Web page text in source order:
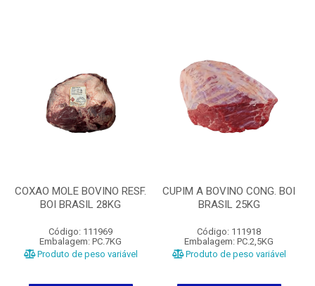
COXAO MOLE BOVINO RESF.
BOI BRASIL 28KG
Código: 111969
Embalagem: PC.7KG
Produto de peso variável
CUPIM A BOVINO CONG. BOI
BRASIL 25KG
Código: 111918
Embalagem: PC.2,5KG
Produto de peso variável